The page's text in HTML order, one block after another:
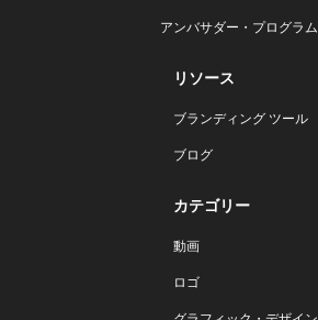
アンバサダー・プログラム
リソース
ブランディング ツール
ブログ
カテゴリー
動画
ロゴ